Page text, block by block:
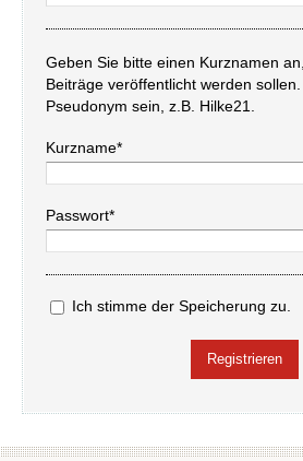
Geben Sie bitte einen Kurznamen
Beiträge veröffentlicht werden
Pseudonym sein, z.B. Hilke21.
Kurzname*
Passwort*
Ich stimme der Speicherung zu.